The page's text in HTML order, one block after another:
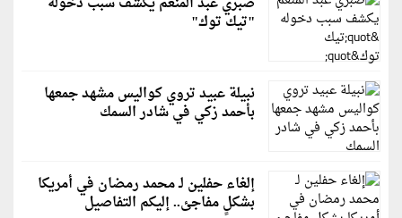
"تيك توك"
نبيلة عبيد تروي كواليس مشهد جمعها
بأحمد زكي في شادر السمك
إلغاء حفلين لـ محمد رمضان في أمريكا
بشكلٍ مفاجئ.. إليكم التفاصيل